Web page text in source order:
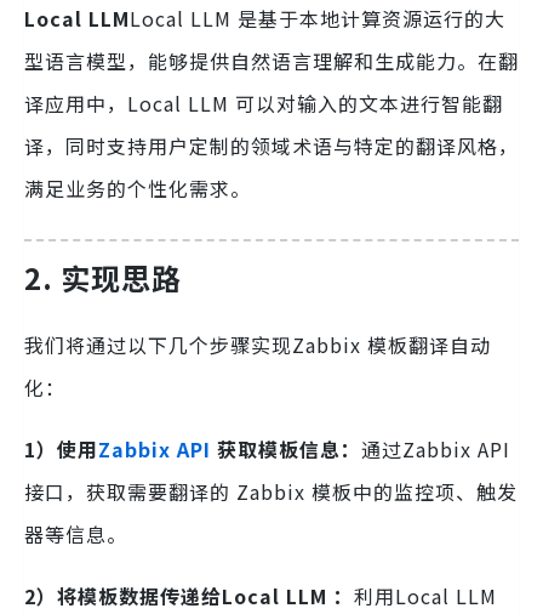
Local LLMLocal LLM 是基于本地计算资源运行的大
型语言模型，能够提供自然语言理解和生成能力。在翻
译应用中，Local LLM 可以对输入的文本进行智能翻
译，同时支持用户定制的领域术语与特定的翻译风格，
满足业务的个性化需求。
2. 实现思路
我们将通过以下几个步骤实现Zabbix 模板翻译自动
化：
1）使用Zabbix API 获取模板信息： 通过Zabbix API
接口，获取需要翻译的 Zabbix 模板中的监控项、触发
器等信息。
2）将模板数据传递给Local LLM ： 利用Local LLM